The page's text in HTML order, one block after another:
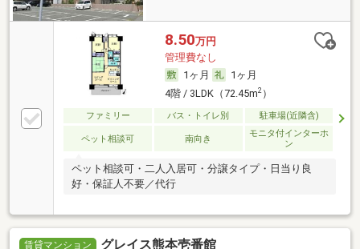
8.50万円
管理費なし
1ヶ月
1ヶ月
4階 / 3LDK（72.45m2）
ファミリー バス・トイレ別 駐車場(近隣含)
ペット相談可 南向き
モニタ付インターホ
ン
ペット相談可・二人入居可・分譲タイプ・日当り良
好・保証人不要／代行
賃貸マンション グレイス熊本壱番館